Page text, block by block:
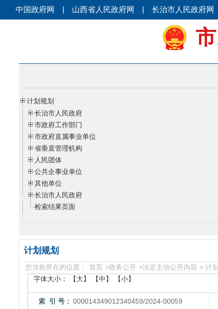
中国政府网 山西省人民政府网 长治市人民政府网
计划规划
长治市人民政府
市政府工作部门
市政府直属事业单位
省垂直管理机构
人民团体
公共企事业单位
其他单位
长治市人民政府
检索结果页面
计划规划
您当前所在的位置： 首页 >政务公开 >法定主动公开内容 >计
字体大小：
【大】 【中】 【小】
索 引 号： 000014349012340459/2024-00059